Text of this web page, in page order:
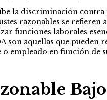
la discriminación
razonables se
funciones laborales
son aquellas que
empleado en función de